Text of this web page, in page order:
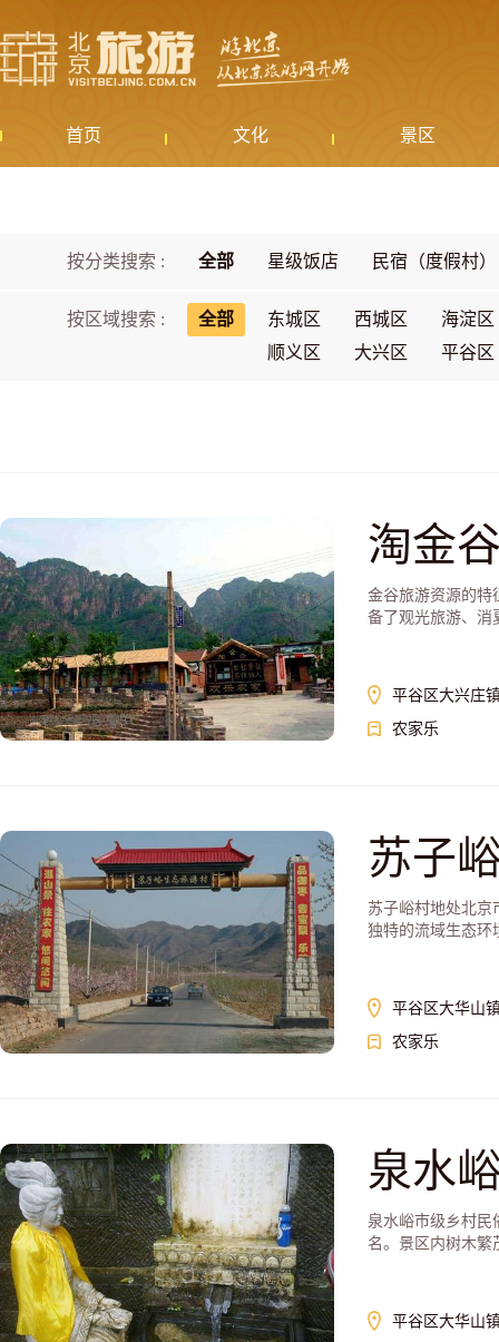
首页 文化 景区
按分类搜索 : 全部 星级饭店 民宿（度假村）
按区域搜索 : 全部 东城区 西城区
海淀区
顺义区
大兴区 平谷区
淘金
金谷旅游资源的特
备了观光旅游、消
平谷区大兴庄
农家乐
苏子
苏子峪村地处北京
独特的流域生态环
平谷区大华山
农家乐
泉水
泉水峪市级乡村
名。景区内树木繁
平谷区大华山